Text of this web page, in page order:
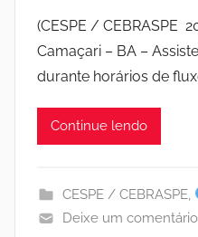
(CESPE / CEBRASPE
Camaçari – BA –
durante horários de
Continue lendo
CESPE / CEBRASPE,
Deixe um comentário